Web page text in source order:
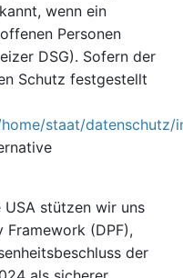
wenn ein
Personen
DSG). Sofern der
Schutz festgestellt
staat/datenschutz/
stützen wir uns
(DPF),
der